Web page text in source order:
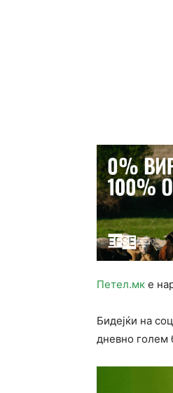
Петел.мк е
Бидејќи на
дневно голем